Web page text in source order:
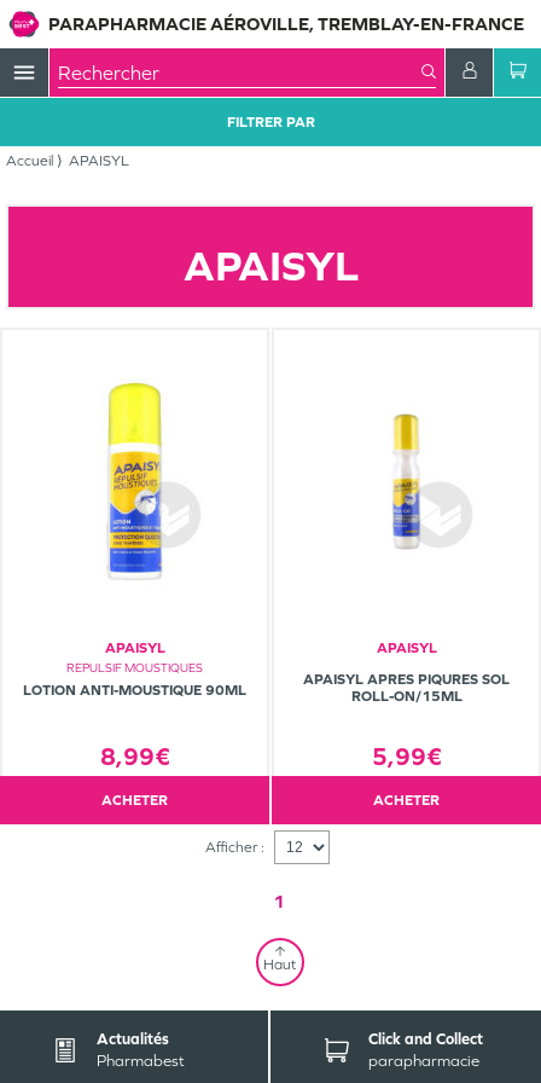
PARAPHARMACIE AÉROVILLE, TREMBLAY-EN-FRANCE
menu
Accueil APAISYL
FILTRER PAR
APAISYL
APAISYL
REPULSIF MOUSTIQUES
LOTION ANTI-MOUSTIQUE 90ML
8,99€
ACHETER
APAISYL
APAISYL APRES PIQURES SOL
ROLL-ON/15ML
5,99€
ACHETER
Afficher :
1
Haut
Actualités
Pharmabest
Click and Collect
parapharmacie